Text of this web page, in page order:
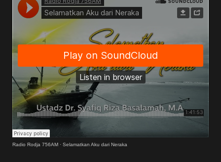
Radio Rodja 756AM · Selamatkan Aku dari Neraka